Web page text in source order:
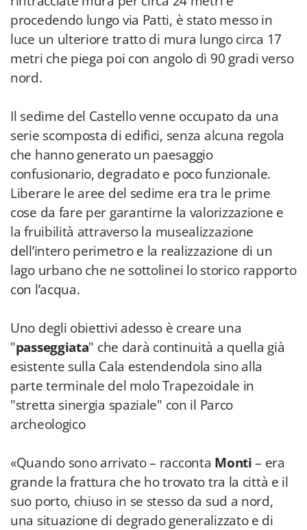
procedendo lungo via Patti, è stato messo in
luce un ulteriore tratto di mura lungo circa 17
metri che piega poi con angolo di 90 gradi verso
nord.
Il sedime del Castello venne occupato da una
serie scomposta di edifici, senza alcuna regola
che hanno generato un paesaggio
confusionario, degradato e poco funzionale.
Liberare le aree del sedime era tra le prime
cose da fare per garantirne la valorizzazione e
la fruibilità attraverso la musealizzazione
dell’intero perimetro e la realizzazione di un
lago urbano che ne sottolinei lo storico rapporto
con l’acqua.
Uno degli obiettivi adesso è creare una
"passeggiata" che darà continuità a quella già
esistente sulla Cala estendendola sino alla
parte terminale del molo Trapezoidale in
"stretta sinergia spaziale" con il Parco
archeologico
«Quando sono arrivato – racconta Monti– era
grande la frattura che ho trovato tra la città e il
suo porto, chiuso in se stesso da sud a nord,
una situazione di degrado generalizzato e di